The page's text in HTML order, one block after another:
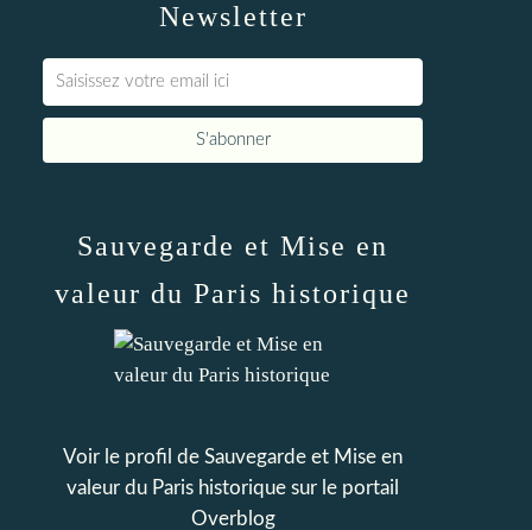
Newsletter
Sauvegarde et Mise en
valeur du Paris historique
Voir le profil de Sauvegarde et Mise en
valeur du Paris historique sur le portail
Overblog